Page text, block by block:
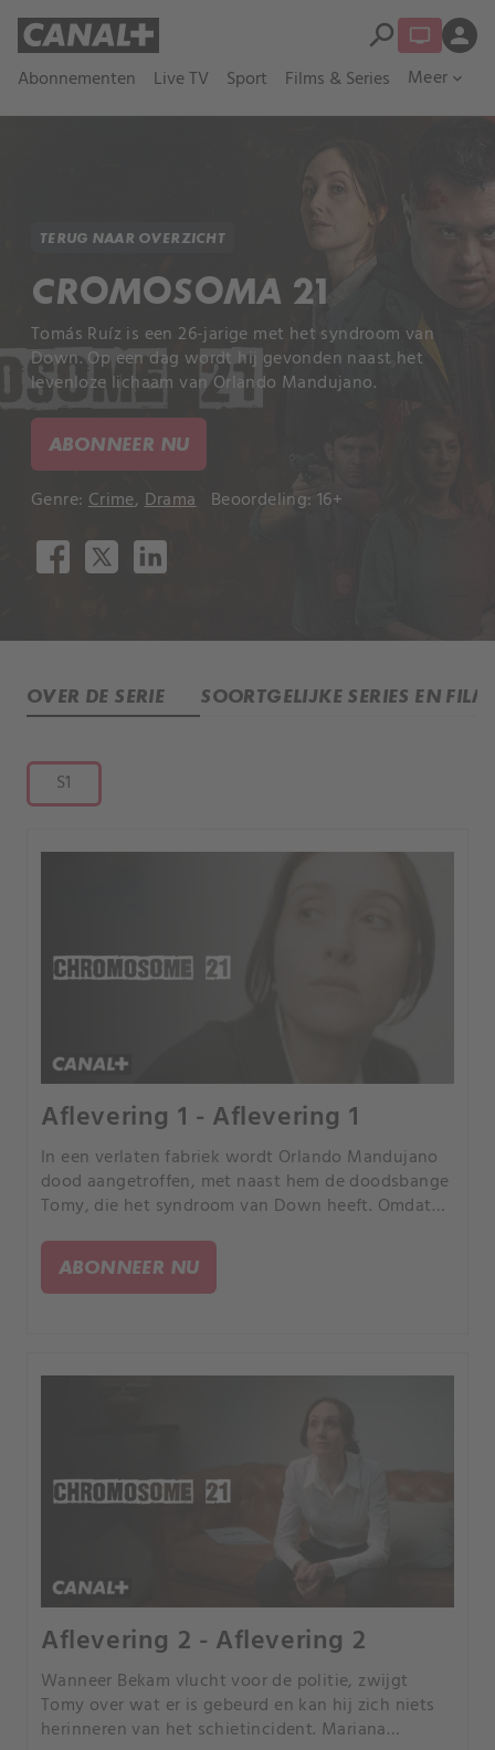
Abonnementen Live TV Sport Films & Series Meer expand_more
search person
TERUG NAAR OVERZICHT
CROMOSOMA 21
Tomás Ruíz is een 26-jarige met het syndroom van
Down. Op een dag wordt hij gevonden naast het
levenloze lichaam van Orlando Mandujano.
ABONNEER NU
Genre: Crime, Drama Beoordeling: 16+
OVER DE SERIE SOORTGELIJKE SERIES EN
S1
Aflevering 1 - Aflevering 1
In een verlaten fabriek wordt Orlando Mandujano
dood aangetroffen, met naast hem de doodsbange
Tomy, die het syndroom van Down heeft. Omdat
verdachte gezien en start commissaris Mariana
Enriquez een onderzoek naar wat er werkelijk is
ABONNEER NU
Aflevering 2 - Aflevering 2
Wanneer Bekam vlucht voor de politie, zwijgt
Tomy over wat er is gebeurd en kan hij zich niets
herinneren van het schietincident. Mariana